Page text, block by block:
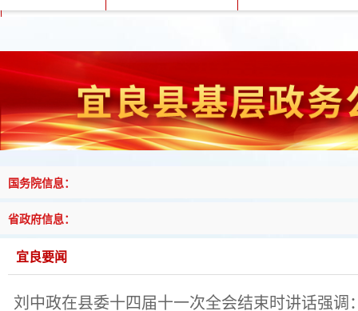
国务院信息：
省政府信息：
宜良要闻
刘中政在县委十四届十一次全会结束时讲话强